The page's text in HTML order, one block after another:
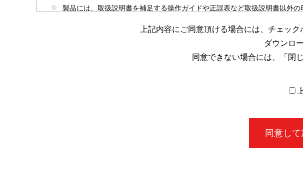
製品には、取扱説明書を補足する操作ガイドや正誤表など取扱説明書以外
本サイトのサービスは予告なく中止または内容を変更する場合がございま
場合がありますのであらかじめご了承ください。
上記内容にご同意頂ける場合には、チェッ
ダウンロ
同意できない場合には、「閉